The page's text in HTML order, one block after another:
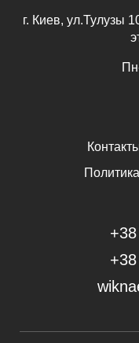
г. Киев, ул.Тулузы